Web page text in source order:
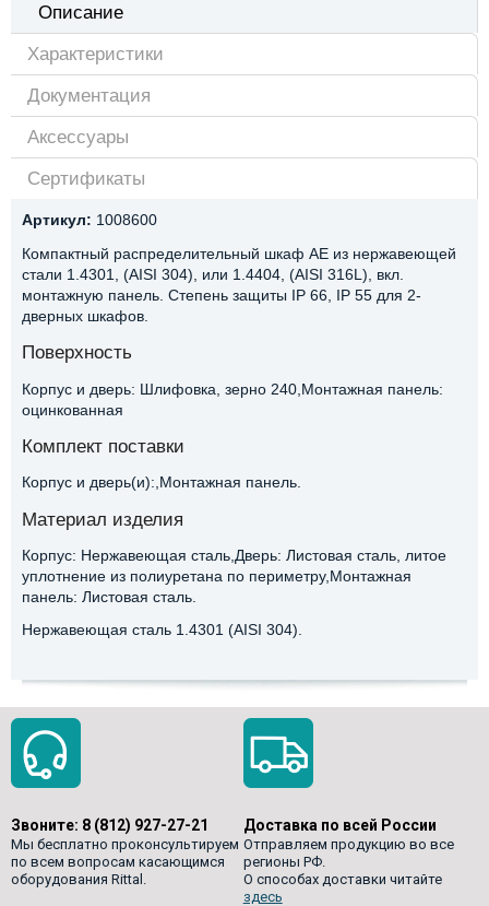
Описание
Характеристики
Документация
Аксессуары
Сертификаты
Артикул: 1008600
Компактный распределительный шкаф AE из нержавеющей
стали 1.4301, (AISI 304), или 1.4404, (AISI 316L), вкл.
монтажную панель. Степень защиты IP 66, IP 55 для 2-
дверных шкафов.
Поверхность
Корпус и дверь: Шлифовка, зерно 240,Монтажная панель:
оцинкованная
Комплект поставки
Корпус и дверь(и):,Монтажная панель.
Материал изделия
Корпус: Нержавеющая сталь,Дверь: Листовая сталь, литое
уплотнение из полиуретана по периметру,Монтажная
панель: Листовая сталь.
Нержавеющая сталь 1.4301 (AISI 304).
Звоните: 8 (812) 927-27-21
Мы бесплатно проконсультируем
по всем вопросам касающимся
оборудования Rittal.
Доставка по всей России
Отправляем продукцию во все
регионы РФ.
О способах доставки читайте
здесь